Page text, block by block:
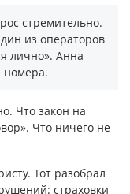
стремительно.
из операторов
лично». Анна
номера.
Что закон на
Что ничего не
Тот разобрал
страховки